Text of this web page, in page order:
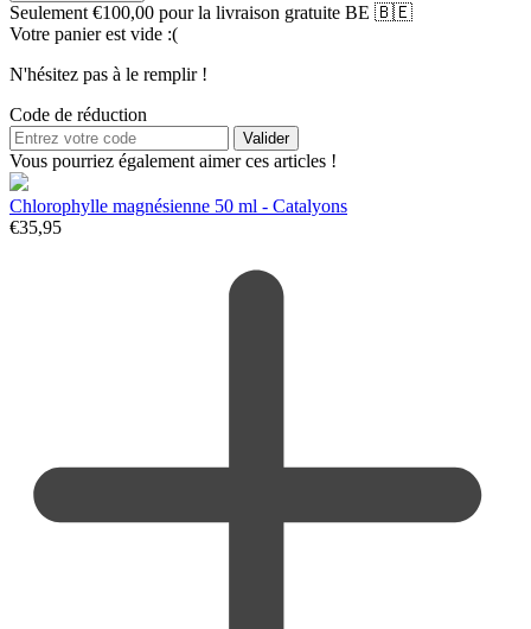
Seulement €100,00 pour la livraison gratuite BE 🇧🇪
Votre panier est vide :(
N'hésitez pas à le remplir !
Code de réduction
Valider
Vous pourriez également aimer ces articles !
Chlorophylle magnésienne 50 ml - Catalyons
€35,95